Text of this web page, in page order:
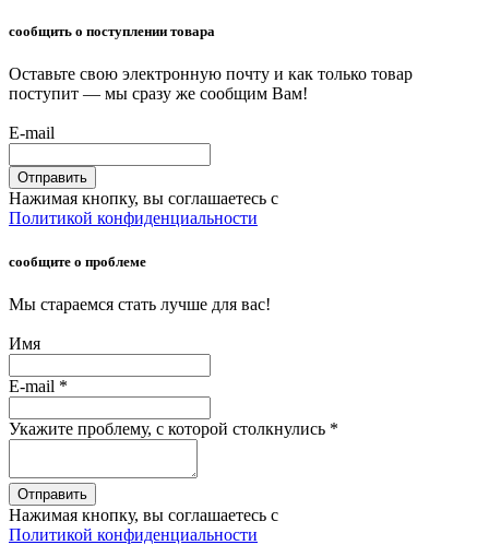
сообщить о поступлении товара
Оставьте свою электронную почту и как только товар
поступит — мы сразу же сообщим Вам!
E-mail
Отправить
Нажимая кнопку, вы соглашаетесь с
Политикой конфиденциальности
сообщите о проблеме
Мы стараемся стать лучше для вас!
Имя
E-mail *
Укажите проблему, с которой столкнулись *
Отправить
Нажимая кнопку, вы соглашаетесь с
Политикой конфиденциальности